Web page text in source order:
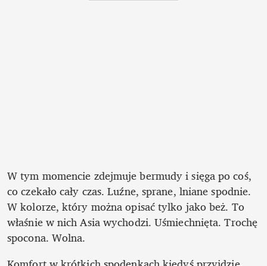
W tym momencie zdejmuje bermudy i sięga po coś,
co czekało cały czas. Luźne, sprane, lniane spodnie.
W kolorze, który można opisać tylko jako beż. To
właśnie w nich Asia wychodzi. Uśmiechnięta. Trochę
spocona. Wolna.